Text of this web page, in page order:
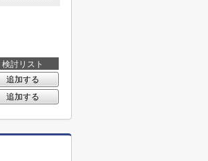
検討リスト
追加する
追加する